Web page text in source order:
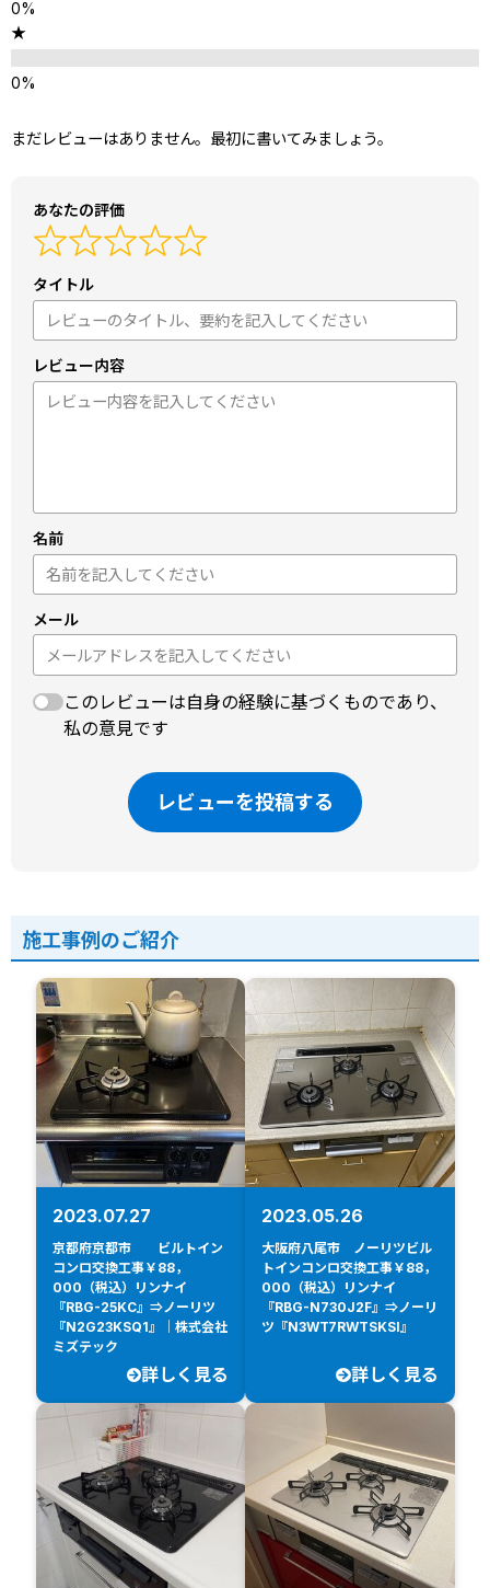
★
まだレビューはありません。最初に書いてみましょう。
あなたの評価
タイトル
レビュー内容
名前
メール
このレビューは自身の経験に基づくものであり、
私の意見です
レビューを投稿する
施工事例のご紹介
2023.07.27
京都府京都市 ビルトイン
コンロ交換工事￥88，
000（税込）リンナイ
『RBG-25KC』⇒ノーリツ
『N2G23KSQ1』｜株式会社
ミズテック
詳しく見る
2023.05.26
大阪府八尾市 ノーリツビル
トインコンロ交換工事￥88，
000（税込）リンナイ
『RBG-N730J2F』⇒ノーリ
ツ『N3WT7RWTSKSI』
詳しく見る